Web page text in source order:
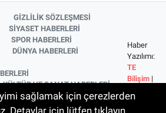
GİZLİLİK SÖZLEŞMESİ
SİYASET HABERLERİ
SPOR HABERLERİ
DÜNYA HABERLERİ
KÜLTÜR VE SANAT HABERLERİ
YAŞAM HABERLERİ
HABERLERİ
Haber
Yazılımı:
TE
Bilişim |
© 2026
sağlamak için çerezlerden
Detaylar için lütfen tıklayın.